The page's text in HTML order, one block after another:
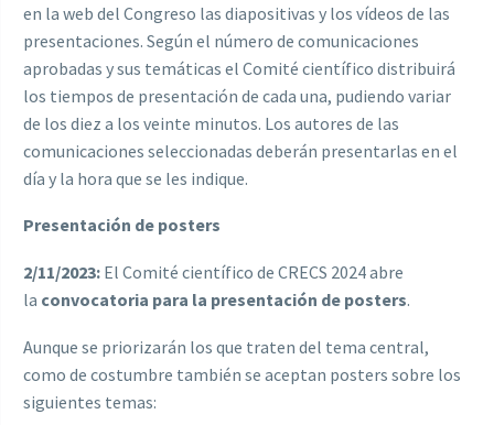
en la web del Congreso las diapositivas y los vídeos de las
presentaciones. Según el número de comunicaciones
aprobadas y sus temáticas el Comité científico distribuirá
los tiempos de presentación de cada una, pudiendo variar
de los diez a los veinte minutos. Los autores de las
comunicaciones seleccionadas deberán presentarlas en el
día y la hora que se les indique.
Presentación de posters
2/11/2023: El Comité científico de CRECS 2024 abre
la convocatoria para la presentación de posters.
Aunque se priorizarán los que traten del tema central,
como de costumbre también se aceptan posters sobre los
siguientes temas: